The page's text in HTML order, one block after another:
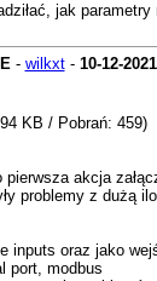
jak
- wilkxt- 10-12-2021
KB / Pobrań: 459)
akcja
problemy z dużą
inputs oraz jako
port, modbus